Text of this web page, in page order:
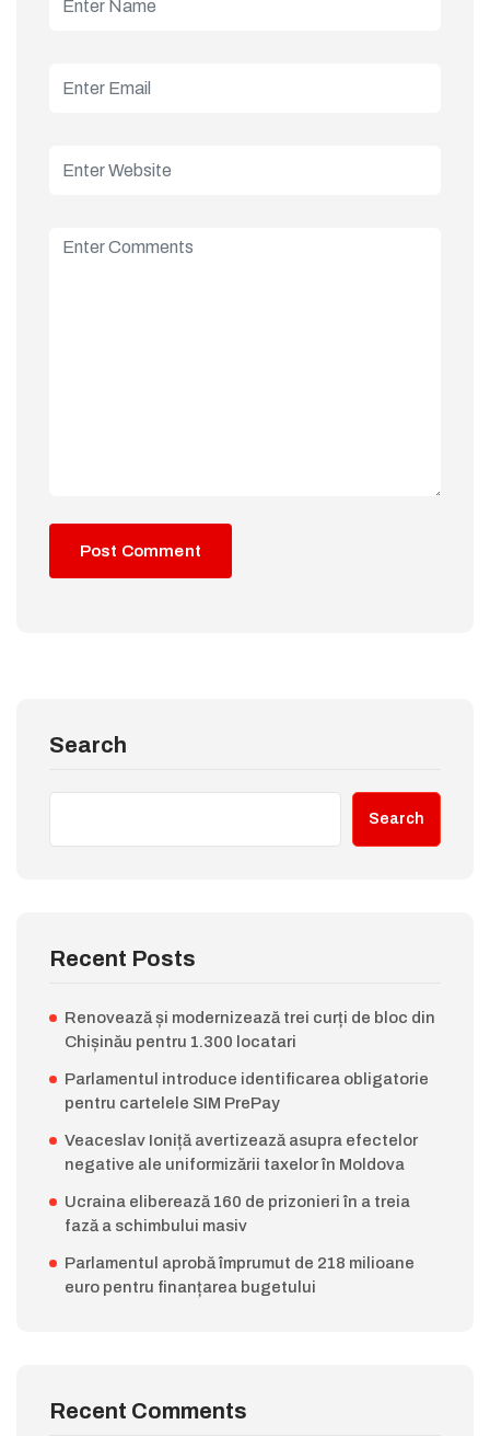
Search
Search
Recent Posts
Renovează și modernizează trei curți de bloc din
Chișinău pentru 1.300 locatari
Parlamentul introduce identificarea obligatorie
pentru cartelele SIM PrePay
Veaceslav Ioniță avertizează asupra efectelor
negative ale uniformizării taxelor în Moldova
Ucraina eliberează 160 de prizonieri în a treia
fază a schimbului masiv
Parlamentul aprobă împrumut de 218 milioane
euro pentru finanțarea bugetului
Recent Comments